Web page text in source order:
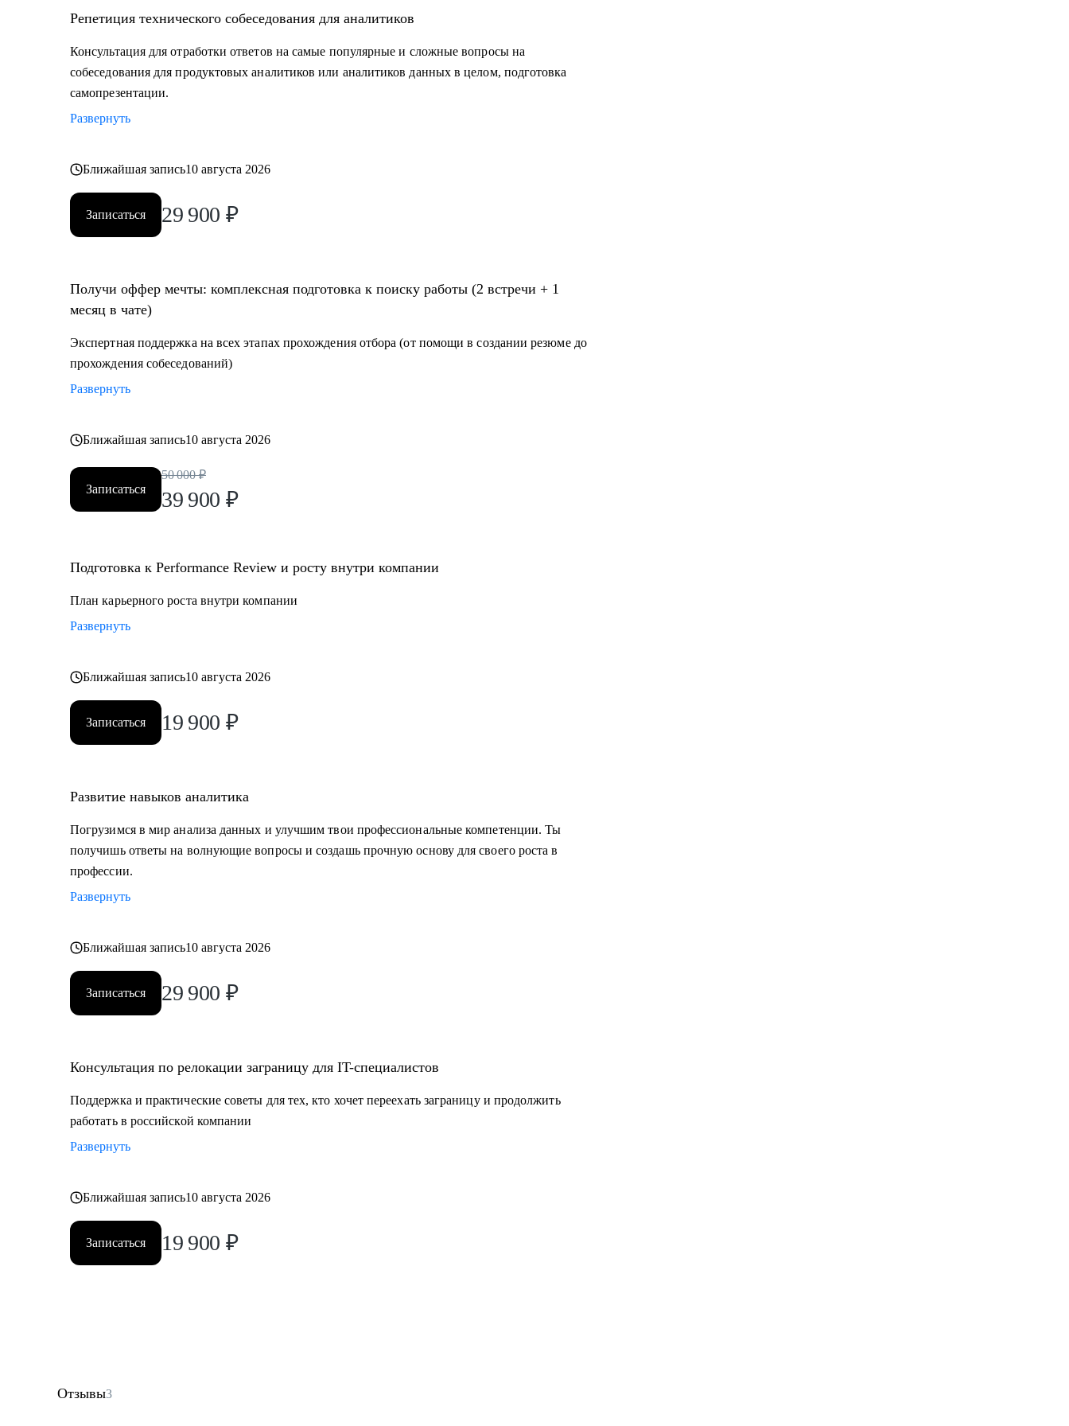
повысить свой грейд;
• Выпускникам и студентам, которые ищут свою первую работу в аналитике;
• Аналитикам, которые хотят перейти из стартапа в корпорацию;
Репетиция технического собеседования для аналитиков
Консультация для отработки ответов на самые популярные и сложные вопросы на
собеседования для продуктовых аналитиков или аналитиков данных в целом, подготовка
самопрезентации.
Развернуть
Ближайшая запись10 августа 2026
Записаться 29 900 ₽
Получи оффер мечты: комплексная подготовка к поиску работы (2 встречи + 1
месяц в чате)
Экспертная поддержка на всех этапах прохождения отбора (от помощи в создании резюме до
прохождения собеседований)
Развернуть
Ближайшая запись10 августа 2026
Записаться
50 000 ₽
39 900 ₽
Подготовка к Performance Review и росту внутри компании
План карьерного роста внутри компании
Развернуть
Ближайшая запись10 августа 2026
Записаться 19 900 ₽
Развитие навыков аналитика
Погрузимся в мир анализа данных и улучшим твои профессиональные компетенции. Ты
получишь ответы на волнующие вопросы и создашь прочную основу для своего роста в
профессии.
Развернуть
Ближайшая запись10 августа 2026
Записаться 29 900 ₽
Консультация по релокации заграницу для IT-специалистов
Поддержка и практические советы для тех, кто хочет переехать заграницу и продолжить
работать в российской компании
Развернуть
Ближайшая запись10 августа 2026
Записаться 19 900 ₽
Отзывы3